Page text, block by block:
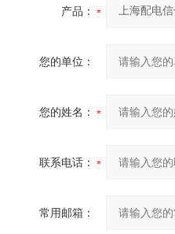
产品：
您的单位：
您的姓名：
联系电话：
常用邮箱：